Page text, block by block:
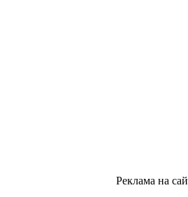
Реклама на